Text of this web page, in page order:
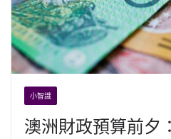
小智識
澳洲財政預算前夕